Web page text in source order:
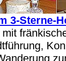
3-Sterne-
mit